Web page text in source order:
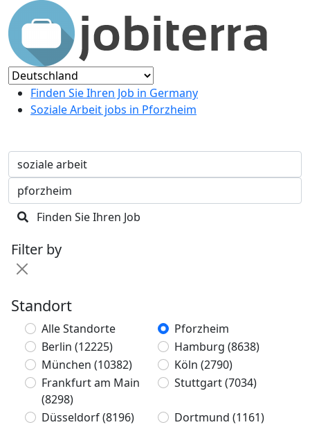
Finden Sie Ihren Job in Germany
Soziale Arbeit jobs in Pforzheim
Finden Sie Ihren Job
Filter by
Standort
Alle Standorte
Pforzheim
Berlin (12225) Hamburg (8638)
München (10382) Köln (2790)
Frankfurt am Main
(8298)
Stuttgart(7034)
Düsseldorf(8196) Dortmund (1161)